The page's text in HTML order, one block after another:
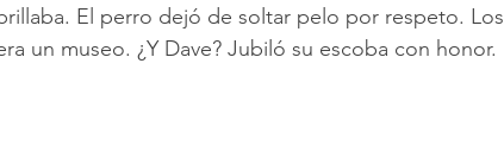
El perro dejó de soltar pelo por respeto. Los
un museo. ¿Y Dave? Jubiló su escoba con honor.